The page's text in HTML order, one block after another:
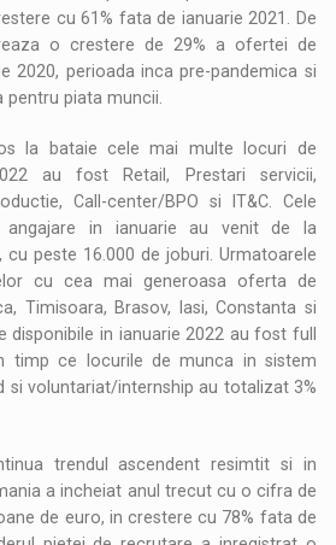
cu 61% fata de ianuarie 2021. De
o crestere de 29% a ofertei de
2020, perioada inca pre-pandemica si
piata muncii.
la bataie cele mai multe locuri de
au fost Retail, Prestari servicii,
Call-center/BPO si IT&C. Cele
in ianuarie au venit de la
cu peste 16.000 de joburi. Urmatoarele
cu cea mai generoasa oferta de
Timisoara, Brasov, Iasi, Constanta si
disponibile in ianuarie 2022 au fost full
timp ce locurile de munca in sistem
si voluntariat/internship au totalizat 3%
trendul ascendent resimtit si in
a incheiat anul trecut cu o cifra de
de euro, in crestere cu 78% fata de